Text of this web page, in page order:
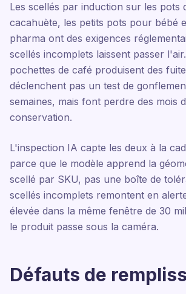
Les scellés par induction sur les pots
cacahuète, les petits pots pour bébé
pharma ont des exigences
scellés incomplets laissent passer
pochettes de café produisent des
déclenchent pas un test de
semaines, mais font perdre des mois
conservation.
L'inspection IA capte les deux à la
parce que le modèle apprend la
scellé par SKU, pas une boîte de
scellés incomplets remontent en
élevée dans la même fenêtre de 30
le produit passe sous la caméra.
Défauts de